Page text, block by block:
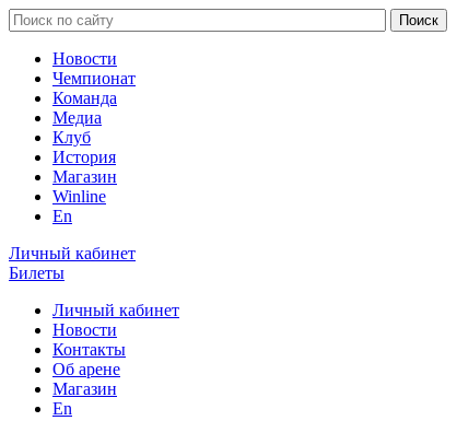
Новости
Чемпионат
Команда
Медиа
Клуб
История
Магазин
Winline
En
Личный кабинет
Билеты
Личный кабинет
Новости
Контакты
Об арене
Магазин
En